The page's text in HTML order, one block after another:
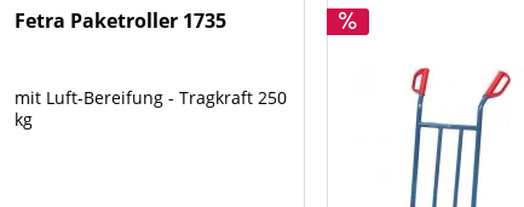
Fetra Paketroller 1735
mit Luft-Bereifung - Tragkraft 250
kg